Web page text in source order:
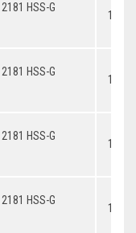
HSS-G
HSS-G
HSS-G
HSS-G